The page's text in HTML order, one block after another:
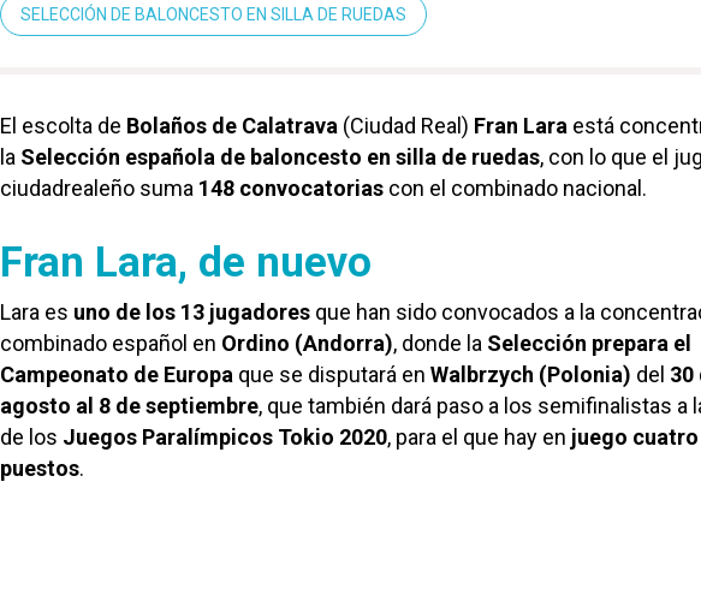
SELECCIÓN DE BALONCESTO EN SILLA DE RUEDAS
El escolta de Bolaños de Calatrava (Ciudad Real) Fran Lara está
la Selección española de baloncesto en silla de ruedas, con lo que el
ciudadrealeño suma 148 convocatorias con el combinado nacional.
Fran Lara, de nuevo
Lara es uno de los 13 jugadores que han sido convocados a la
combinado español en Ordino (Andorra), donde la Selección prepara el
Campeonato de Europa que se disputará en Walbrzych (Polonia) del 30
agosto al 8 de septiembre, que también dará paso a los semifinalistas a
de los Juegos Paralímpicos Tokio 2020, para el que hay en juego cuatro
puestos.